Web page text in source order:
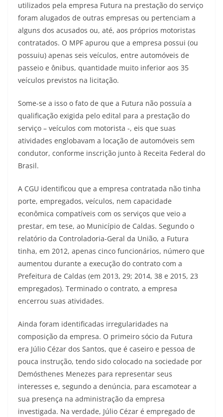
utilizados pela empresa Futura na prestação do serviço
foram alugados de outras empresas ou pertenciam a
alguns dos acusados ou, até, aos próprios motoristas
contratados. O MPF apurou que a empresa possui (ou
possuiu) apenas seis veículos, entre automóveis de
passeio e ônibus, quantidade muito inferior aos 35
veículos previstos na licitação.
Some-se a isso o fato de que a Futura não possuía a
qualificação exigida pelo edital para a prestação do
serviço – veículos com motorista -, eis que suas
atividades englobavam a locação de automóveis sem
condutor, conforme inscrição junto à Receita Federal do
Brasil.
A CGU identificou que a empresa contratada não tinha
porte, empregados, veículos, nem capacidade
econômica compatíveis com os serviços que veio a
prestar, em tese, ao Município de Caldas. Segundo o
relatório da Controladoria-Geral da União, a Futura
tinha, em 2012, apenas cinco funcionários, número que
aumentou durante a execução do contrato com a
Prefeitura de Caldas (em 2013, 29; 2014, 38 e 2015, 23
empregados). Terminado o contrato, a empresa
encerrou suas atividades.
Ainda foram identificadas irregularidades na
composição da empresa. O primeiro sócio da Futura
era Júlio Cézar dos Santos, que é caseiro e pessoa de
pouca instrução, tendo sido colocado na sociedade por
Demósthenes Menezes para representar seus
interesses e, segundo a denúncia, para escamotear a
sua presença na administração da empresa
investigada. Na verdade, Júlio Cézar é empregado de